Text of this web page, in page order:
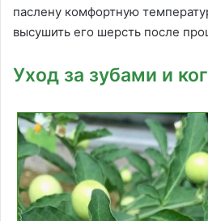
паслену комфортную
высушить его шерсть после
Уход за зубами и